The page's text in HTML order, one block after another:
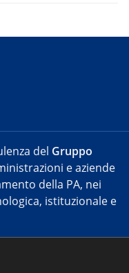
del Gruppo
e aziende
della PA, nei
istituzionale e